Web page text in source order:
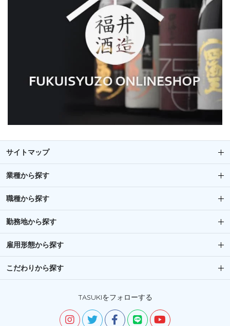
サイトマップ
業種から探す
職種から探す
勤務地から探す
雇用形態から探す
こだわりから探す
TASUKIをフォローする